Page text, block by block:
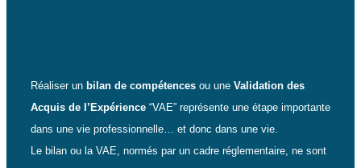
Réaliser un bilan de compétences ou une Validation des
Acquis de l’Expérience “VAE” représente une étape importante
dans une vie professionnelle… et donc dans une vie.
Le bilan ou la VAE, normés par un cadre réglementaire, ne sont